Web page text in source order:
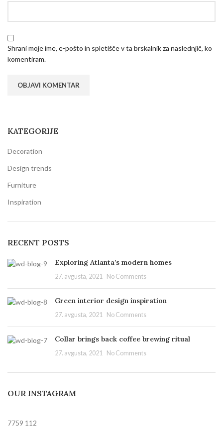
Shrani moje ime, e-pošto in spletišče v ta brskalnik za naslednjič, ko
komentiram.
KATEGORIJE
Decoration
Design trends
Furniture
Inspiration
RECENT POSTS
Exploring Atlanta’s modern homes
27. avgusta, 2021 No Comments
Green interior design inspiration
27. avgusta, 2021 No Comments
Collar brings back coffee brewing ritual
27. avgusta, 2021 No Comments
OUR INSTAGRAM
7759 112